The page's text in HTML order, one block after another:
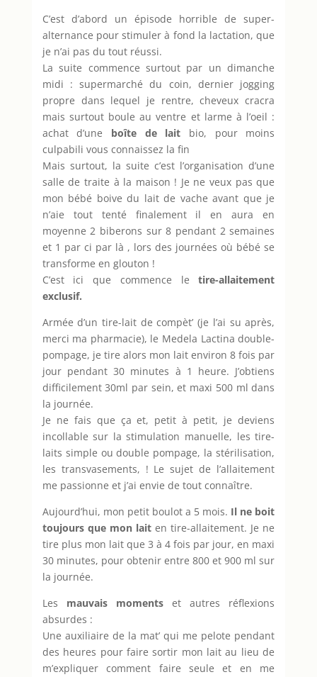
C’est d’abord un épisode horrible de super-
alternance pour stimuler à fond la lactation, que
je n’ai pas du tout réussi.
La suite commence surtout par un dimanche
midi : supermarché du coin, dernier jogging
propre dans lequel je rentre, cheveux cracra
mais surtout boule au ventre et larme à l’oeil :
achat d’une boîte de lait bio, pour moins
culpabili vous connaissez la fin
Mais surtout, la suite c’est l’organisation d’une
salle de traite à la maison ! Je ne veux pas que
mon bébé boive du lait de vache avant que je
n’aie tout tenté finalement il en aura en
moyenne 2 biberons sur 8 pendant 2 semaines
et 1 par ci par là , lors des journées où bébé se
transforme en glouton !
C’est ici que commence letire-allaitement
exclusif.
Armée d’un tire-lait de compèt’ (je l’ai su après,
merci ma pharmacie), le Medela Lactina double-
pompage, je tire alors mon lait environ 8 fois par
jour pendant 30 minutes à 1 heure. J’obtiens
difficilement 30ml par sein, et maxi 500 ml dans
la journée.
Je ne fais que ça et, petit à petit, je deviens
incollable sur la stimulation manuelle, les tire-
laits simple ou double pompage, la stérilisation,
les transvasements, ! Le sujet de l’allaitement
me passionne et j’ai envie de tout connaître.
Aujourd’hui, mon petit boulot a 5 mois. Il ne boit
toujours que mon laiten tire-allaitement. Je ne
tire plus mon lait que 3 à 4 fois par jour, en maxi
30 minutes, pour obtenir entre 800 et 900 ml sur
la journée.
Les mauvais momentset autres réflexions
absurdes :
Une auxiliaire de la mat’ qui me pelote pendant
des heures pour faire sortir mon lait au lieu de
m’expliquer comment faire seule et en me